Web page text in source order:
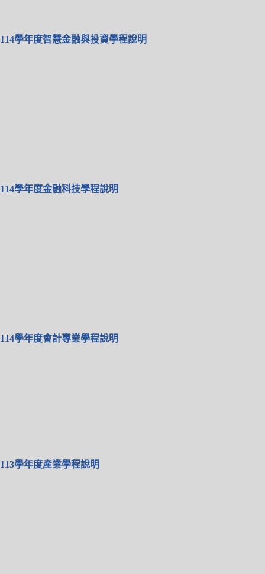
114學年度智慧金融與投資學程說明
114學年度金融科技學程說明
114學年度會計專業學程說明
113學年度產業學程說明